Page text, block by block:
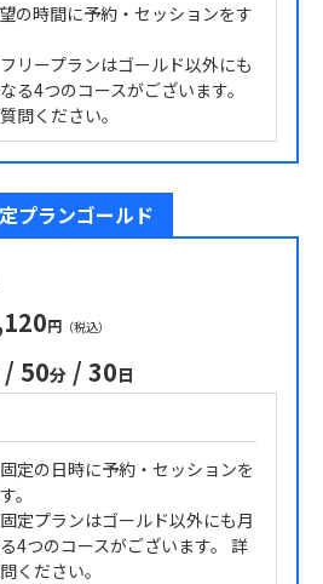
の時間に予約・セッションをす
リープランはゴールド以外にも
る4つのコースがございます。
問ください。
プランゴールド
円 （税込）
/ 50分 / 30日
定の日時に予約・セッションを
。
定プランはゴールド以外にも月
4つのコースがございます。 詳
ください。